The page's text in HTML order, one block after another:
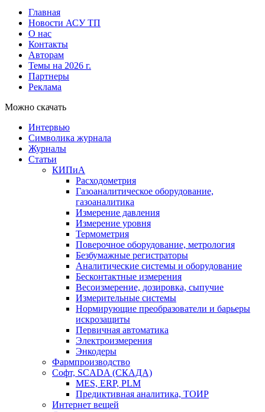
Главная
Новости АСУ ТП
О нас
Контакты
Авторам
Темы на 2026 г.
Партнеры
Реклама
Можно скачать
Интервью
Символика журнала
Журналы
Статьи
КИПиА
Расходометрия
Газоаналитическое оборудование,
газоаналитика
Измерение давления
Измерение уровня
Термометрия
Поверочное оборудование, метрология
Безбумажные регистраторы
Аналитические системы и оборудование
Бесконтактные измерения
Весоизмерение, дозировка, сыпучие
Измерительные системы
Нормирующие преобразователи и барьеры
искрозащиты
Первичная автоматика
Электроизмерения
Энкодеры
Фармпроизводство
Софт, SCADA (СКАДА)
MES, ERP, PLM
Предиктивная аналитика, ТОИР
Интернет вещей